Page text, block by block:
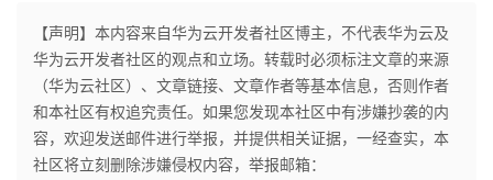
【声明】本内容来自华为云开发者社区博主，不代表华为云及
华为云开发者社区的观点和立场。转载时必须标注文章的来源
（华为云社区）、文章链接、文章作者等基本信息，否则作者
和本社区有权追究责任。如果您发现本社区中有涉嫌抄袭的内
容，欢迎发送邮件进行举报，并提供相关证据，一经查实，本
社区将立刻删除涉嫌侵权内容，举报邮箱：